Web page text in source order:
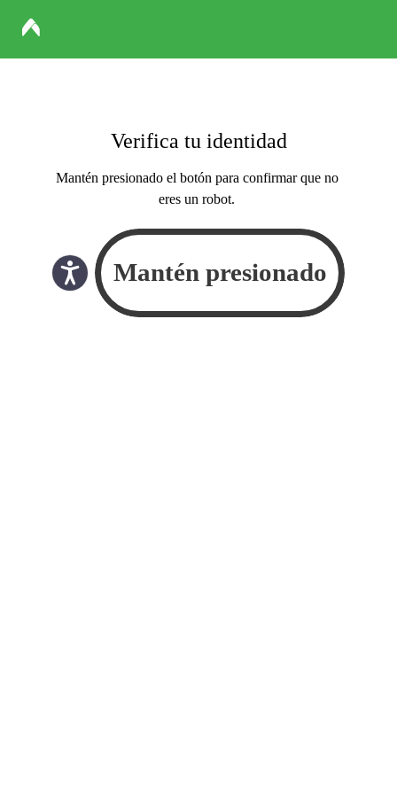
Verifica tu identidad
Mantén presionado el botón para confirmar que no
eres un robot.